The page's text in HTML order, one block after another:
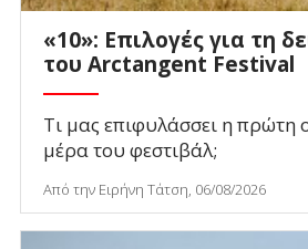
«10»: Επιλογές για τη
του Arctangent Festival
Τι μας επιφυλάσσει η πρώτη
μέρα του φεστιβάλ;
Από την Ειρήνη Τάτση, 06/08/2026